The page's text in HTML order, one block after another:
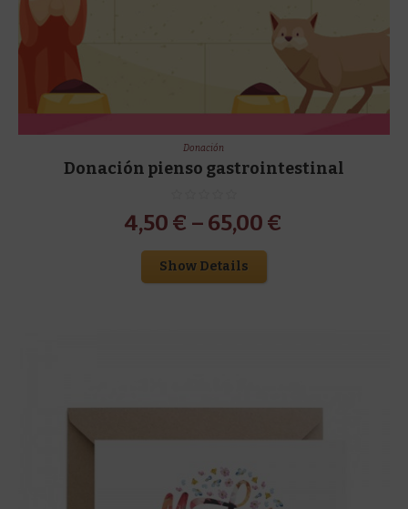
Donación
Donación pienso gastrointestinal
4,50 € – 65,00 €
Show Details